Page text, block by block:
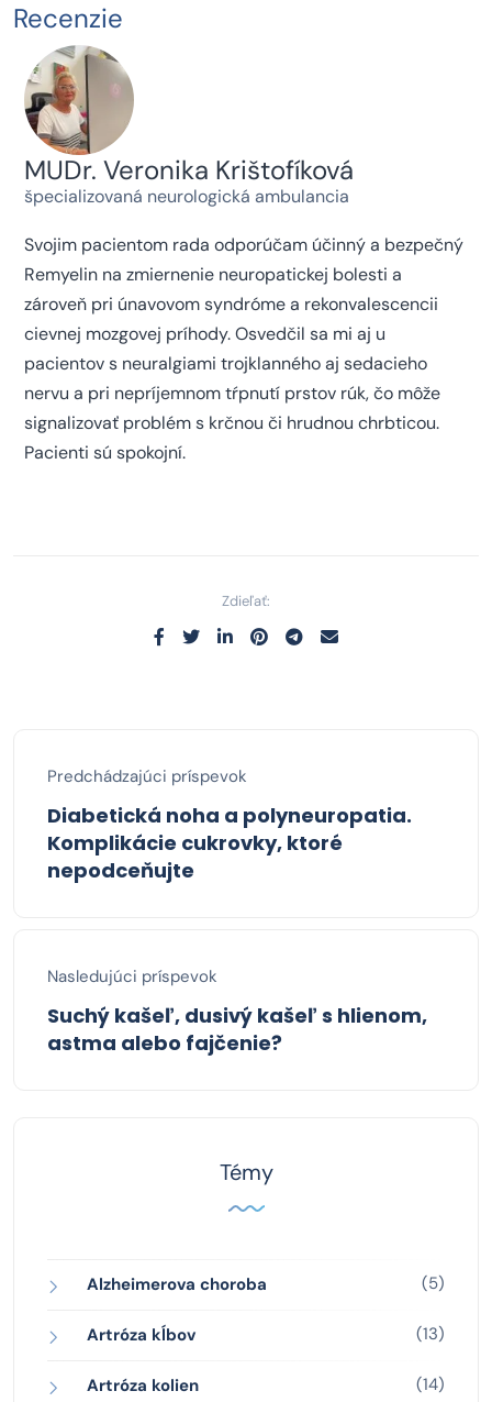
Recenzie
MUDr. Veronika Krištofíková
špecializovaná neurologická ambulancia
Svojim pacientom rada odporúčam účinný a bezpečný
Remyelin na zmiernenie neuropatickej bolesti a
zároveň pri únavovom syndróme a rekonvalescencii
cievnej mozgovej príhody. Osvedčil sa mi aj u
pacientov s neuralgiami trojklanného aj sedacieho
nervu a pri nepríjemnom tŕpnutí prstov rúk, čo môže
signalizovať problém s krčnou či hrudnou chrbticou.
Pacienti sú spokojní.
Zdieľať:
Predchádzajúci príspevok
Diabetická noha a polyneuropatia.
Komplikácie cukrovky, ktoré
nepodceňujte
Nasledujúci príspevok
Suchý kašeľ, dusivý kašeľ s hlienom,
astma alebo fajčenie?
Témy
Alzheimerova choroba (5)
Artróza kĺbov (13)
Artróza kolien (14)